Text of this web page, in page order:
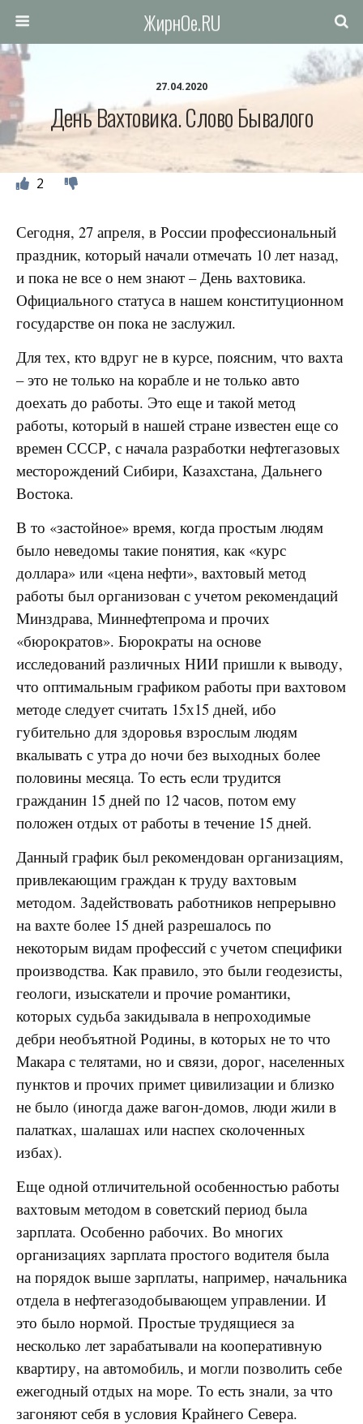
ЖирнОе.RU
27.04.2020
День Вахтовика. Слово Бывалого
2
Сегодня, 27 апреля, в России профессиональный
праздник, который начали отмечать 10 лет назад,
и пока не все о нем знают – День вахтовика.
Официального статуса в нашем конституционном
государстве он пока не заслужил.
Для тех, кто вдруг не в курсе, поясним, что вахта
– это не только на корабле и не только авто
доехать до работы. Это еще и такой метод
работы, который в нашей стране известен еще со
времен СССР, с начала разработки нефтегазовых
месторождений Сибири, Казахстана, Дальнего
Востока.
В то «застойное» время, когда простым людям
было неведомы такие понятия, как «курс
доллара» или «цена нефти», вахтовый метод
работы был организован с учетом рекомендаций
Минздрава, Миннефтепрома и прочих
«бюрократов». Бюрократы на основе
исследований различных НИИ пришли к выводу,
что оптимальным графиком работы при вахтовом
методе следует считать 15х15 дней, ибо
губительно для здоровья взрослым людям
вкалывать с утра до ночи без выходных более
половины месяца. То есть если трудится
гражданин 15 дней по 12 часов, потом ему
положен отдых от работы в течение 15 дней.
Данный график был рекомендован организациям,
привлекающим граждан к труду вахтовым
методом. Задействовать работников непрерывно
на вахте более 15 дней разрешалось по
некоторым видам профессий с учетом специфики
производства. Как правило, это были геодезисты,
геологи, изыскатели и прочие романтики,
которых судьба закидывала в непроходимые
дебри необъятной Родины, в которых не то что
Макара с телятами, но и связи, дорог, населенных
пунктов и прочих примет цивилизации и близко
не было (иногда даже вагон-домов, люди жили в
палатках, шалашах или наспех сколоченных
избах).
Еще одной отличительной особенностью работы
вахтовым методом в советский период была
зарплата. Особенно рабочих. Во многих
организациях зарплата простого водителя была
на порядок выше зарплаты, например, начальника
отдела в нефтегазодобывающем управлении. И
это было нормой. Простые трудящиеся за
несколько лет зарабатывали на кооперативную
квартиру, на автомобиль, и могли позволить себе
ежегодный отдых на море. То есть знали, за что
загоняют себя в условия Крайнего Севера.